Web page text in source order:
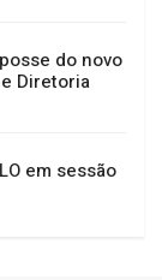
do novo
Diretoria
em sessão